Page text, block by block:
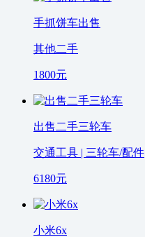
手抓饼车出售
其他二手
1800元
出售二手三轮车
交通工具 | 三轮车/配件
6180元
小米6x